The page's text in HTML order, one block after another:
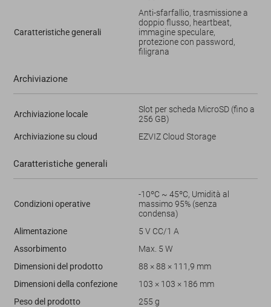
Caratteristiche generali
Anti-sfarfallio, trasmissione a
doppio flusso, heartbeat,
immagine speculare,
protezione con password,
filigrana
Archiviazione
Archiviazione locale
Slot per scheda MicroSD (fino a
256 GB)
Archiviazione su cloud
EZVIZ Cloud Storage
Caratteristiche generali
Condizioni operative
-10ºC ~ 45ºC, Umidità al
massimo 95% (senza
condensa)
Alimentazione
5 V CC/1 A
Assorbimento
Max. 5 W
Dimensioni del prodotto
88 × 88 × 111,9 mm
Dimensioni della confezione
103 × 103 × 186 mm
Peso del prodotto
255 g